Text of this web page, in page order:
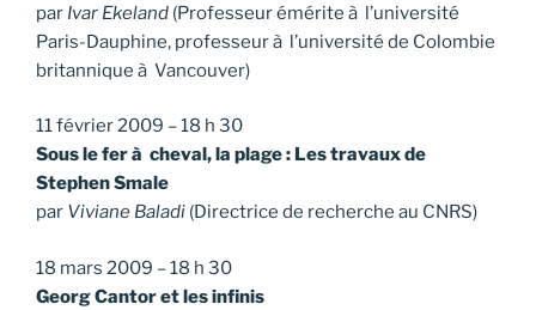
par Ivar Ekeland (Professeur émérite à l’université
Paris-Dauphine, professeur à l’université de Colombie
britannique à Vancouver)
11 février 2009 – 18 h 30
Sous le fer à cheval, la plage : Les travaux de
Stephen Smale
par Viviane Baladi (Directrice de recherche au CNRS)
18 mars 2009 – 18 h 30
Georg Cantor et les infinis